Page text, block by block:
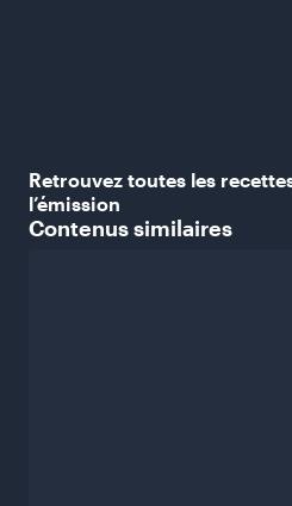
Retrouvez toutes les
l’émission
Contenussimilaires